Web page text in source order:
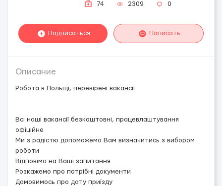
74 2309 0
Подписаться Написать
Описание
Робота в Польщі, перевірені вакансії
Всі наші вакансії безкоштовні, працевлаштування
офіційне
Ми з радістю допоможемо Вам визначитись з вибором
роботи
Відповімо на Ваші запитання
Розкажемо про потрібні документи
Домовимось про дату приїзду